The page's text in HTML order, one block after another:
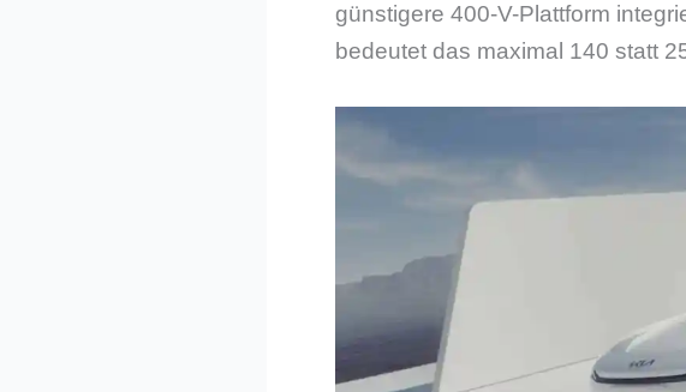
günstigere 400-V-Plattform
bedeutet das maximal 140 statt